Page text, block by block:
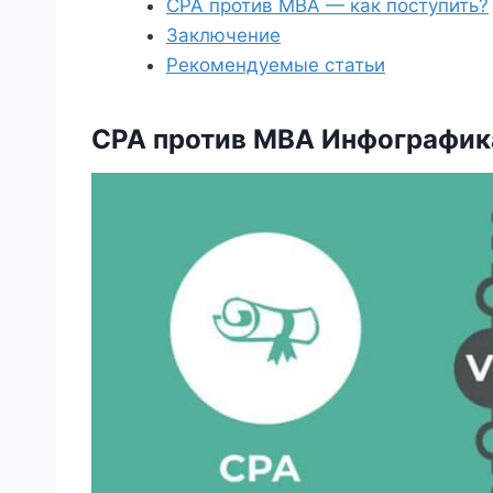
CPA против MBA — как поступить?
Заключение
Рекомендуемые статьи
CPA против MBA